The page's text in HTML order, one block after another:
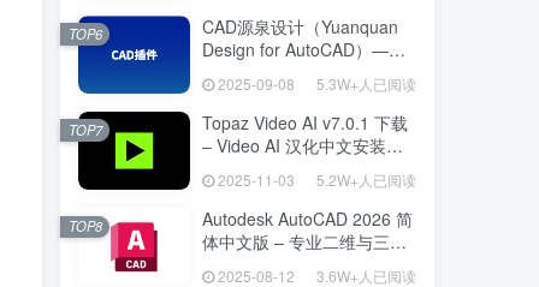
CAD源泉设计（Yuanquan
Design for AutoCAD）——
高效绘图利器
2025-09-08 5.3W+人已阅读
TOP6
Topaz Video AI v7.0.1 下载
– Video AI 汉化中文安装版
2025-11-03 5.2W+人已阅读
TOP7
Autodesk AutoCAD 2026 简
体中文版 – 专业二维与三维
2025-08-12 3.6W+人已阅读
TOP8